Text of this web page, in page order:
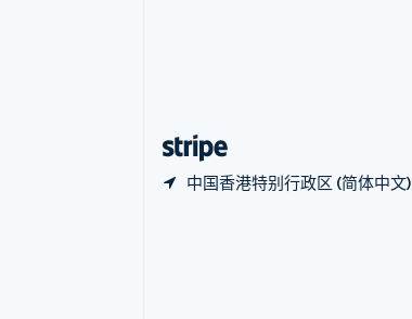
中国香港特别行政区 (简体中文)